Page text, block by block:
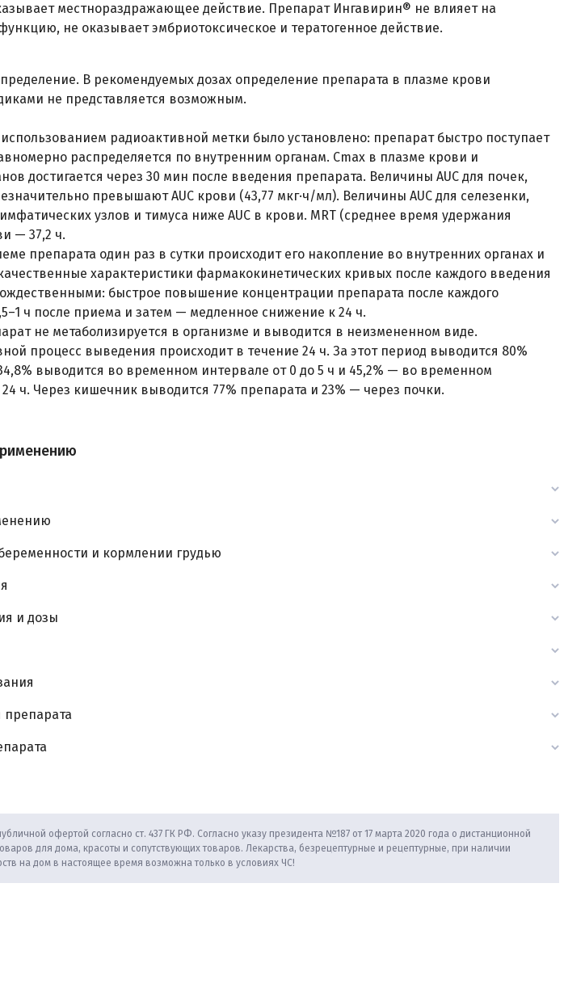
местнораздражающее действие. Препарат Ингавирин® не влияет на
не оказывает эмбриотоксическое и тератогенное действие.
В рекомендуемых дозах определение препарата в плазме крови
не представляется возможным.
радиоактивной метки было установлено: препарат быстро поступает
распределяется по внутренним органам. Cmax в плазме крови и
достигается через 30 мин после введения препарата. Величины AUC для почек,
превышают AUC крови (43,77 мкг·ч/мл). Величины AUC для селезенки,
узлов и тимуса ниже AUC в крови. MRT (среднее время удержания
— 37,2 ч.
препарата один раз в сутки происходит его накопление во внутренних органах и
характеристики фармакокинетических кривых после каждого введения
быстрое повышение концентрации препарата после каждого
ч после приема и затем — медленное снижение к 24 ч.
не метаболизируется в организме и выводится в неизмененном виде.
процесс выведения происходит в течение 24 ч. За этот период выводится 80%
выводится во временном интервале от 0 до 5 ч и 45,2% — во временном
24 ч. Через кишечник выводится 77% препарата и 23% — через почки.
и кормлении грудью
и дозы
препарата
офертой согласно ст. 437 ГК РФ. Согласно указу президента №187 от 17 марта 2020 года о дистанционной
для дома, красоты и сопутствующих товаров. Лекарства, безрецептурные и рецептурные, при наличии
на дом в настоящее время возможна только в условиях ЧС!